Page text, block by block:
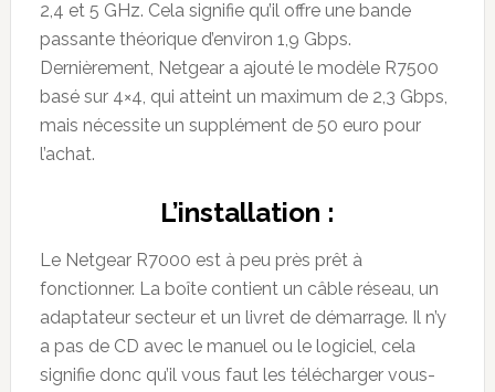
2,4 et 5 GHz. Cela signifie qu’il offre une bande
passante théorique d’environ 1,9 Gbps.
Dernièrement, Netgear a ajouté le modèle R7500
basé sur 4×4, qui atteint un maximum de 2,3 Gbps,
mais nécessite un supplément de 50 euro pour
l’achat.
L’installation :
Le Netgear R7000 est à peu près prêt à
fonctionner. La boîte contient un câble réseau, un
adaptateur secteur et un livret de démarrage. Il n’y
a pas de CD avec le manuel ou le logiciel, cela
signifie donc qu’il vous faut les télécharger vous-